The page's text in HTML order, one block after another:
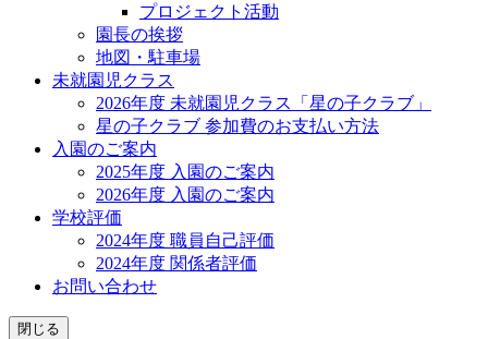
プロジェクト活動
園長の挨拶
地図・駐車場
未就園児クラス
2026年度 未就園児クラス「星の子クラブ」
星の子クラブ 参加費のお支払い方法
入園のご案内
2025年度 入園のご案内
2026年度 入園のご案内
学校評価
2024年度 職員自己評価
2024年度 関係者評価
お問い合わせ
閉じる